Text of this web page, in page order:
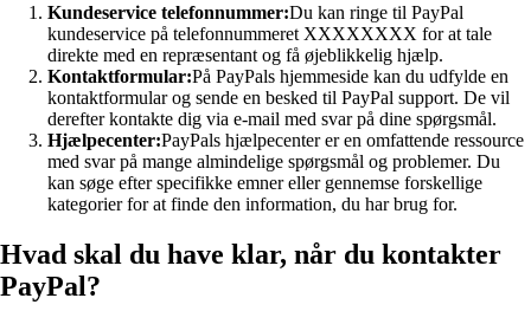
Kundeservice telefonnummer:Du kan ringe til PayPal
kundeservice på telefonnummeret XXXXXXXX for at tale
direkte med en repræsentant og få øjeblikkelig hjælp.
Kontaktformular:På PayPals hjemmeside kan du udfylde en
kontaktformular og sende en besked til PayPal support. De vil
derefter kontakte dig via e-mail med svar på dine spørgsmål.
Hjælpecenter:PayPals hjælpecenter er en omfattende ressource
med svar på mange almindelige spørgsmål og problemer. Du
kan søge efter specifikke emner eller gennemse forskellige
kategorier for at finde den information, du har brug for.
Hvad skal du have klar, når du kontakter
PayPal?